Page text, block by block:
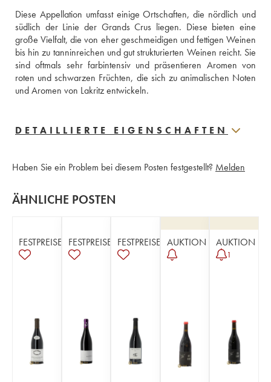
Diese Appellation umfasst einige Ortschaften, die nördlich und
südlich der Linie der Grands Crus liegen. Diese bieten eine
große Vielfalt, die von eher geschmeidigen und fettigen Weinen
bis hin zu tanninreichen und gut strukturierten Weinen reicht. Sie
sind oftmals sehr farbintensiv und präsentieren Aromen von
roten und schwarzen Früchten, die sich zu animalischen Noten
DETAILLIERTE EIGENSCHAFTEN
Haben Sie ein Problem bei diesem Posten festgestellt? Melden
ÄHNLICHE POSTEN
FESTPREISE FESTPREISE FESTPREISE AUKTION AUKTION
1